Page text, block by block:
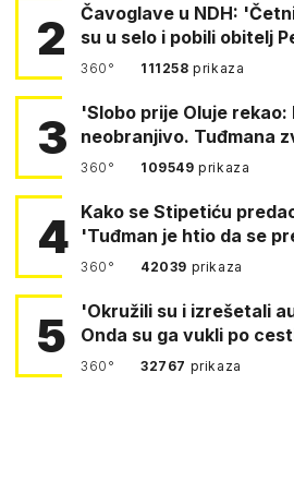
2
Čavoglave u NDH:
su u selo i pobili obitelj
360° 111258prikaza
3
'Slobo prije Oluje rekao:
neobranjivo. Tuđmana
360° 109549prikaza
4 Kako se Stipetiću
'Tuđman je htio da se
360° 42039 prikaza
5
'Okružili su i izrešetali
Onda su ga vukli po
360° 32767 prikaza